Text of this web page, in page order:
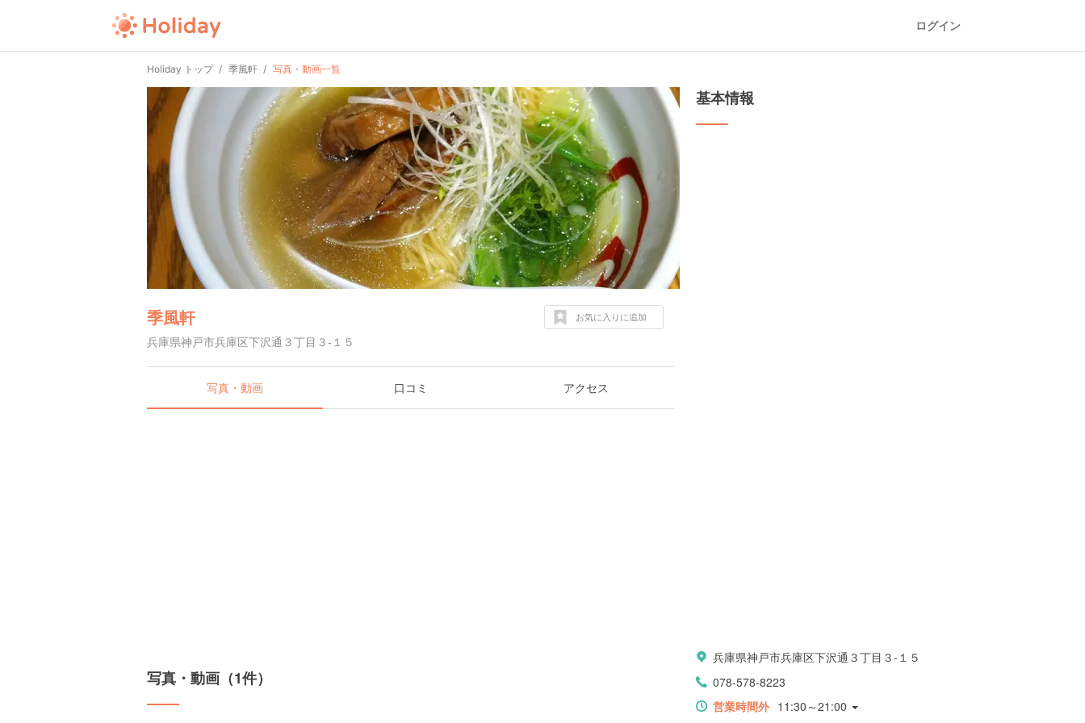
ログイン
Holiday トップ 季風軒 写真・動画一覧
季風軒
兵庫県神戸市兵庫区下沢通３丁目３-１５
お気に入りに追加
写真・動画 口コミ アクセス
写真・動画（1件）
基本情報
兵庫県神戸市兵庫区下沢通３丁目３-１５
078-578-8223
営業時間外 11:30～21:00